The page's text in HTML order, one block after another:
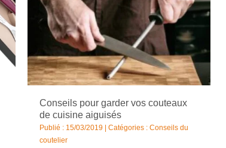
Conseils pour garder vos couteaux
de cuisine aiguisés
Publié : 15/03/2019 | Catégories : Conseils du
coutelier